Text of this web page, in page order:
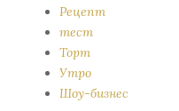
Рецепт
тест
Торт
Утро
Шоу-бизнес